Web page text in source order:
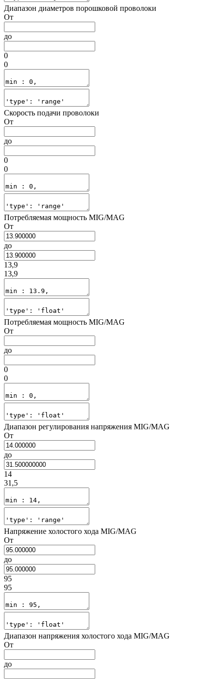
Диапазон диаметров порошковой проволоки
От
до
0
0
Скорость подачи проволоки
От
до
0
0
Потребляемая мощность MIG/MAG
От
до
13,9
13,9
Потребляемая мощность MIG/MAG
От
до
0
0
Диапазон регулирования напряжения MIG/MAG
От
до
14
31,5
Напряжение холостого хода MIG/MAG
От
до
95
95
Диапазон напряжения холостого хода MIG/MAG
От
до